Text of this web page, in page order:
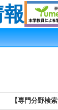
【専門分野検